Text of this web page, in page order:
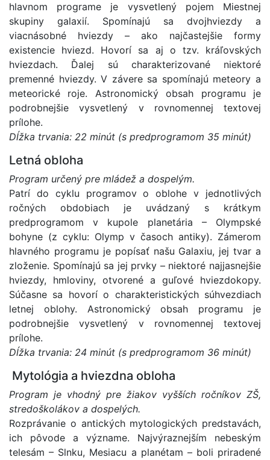
hlavnom programe je vysvetlený pojem Miestnej
skupiny galaxií. Spomínajú sa dvojhviezdy a
viacnásobné hviezdy – ako najčastejšie formy
existencie hviezd. Hovorí sa aj o tzv. kráľovských
hviezdach. Ďalej sú charakterizované niektoré
premenné hviezdy. V závere sa spomínajú meteory a
meteorické roje. Astronomický obsah programu je
podrobnejšie vysvetlený v rovnomennej textovej
prílohe.
Dĺžka trvania: 22 minút (s predprogramom 35 minút)
Letná obloha
Program určený pre mládež a dospelým.
Patrí do cyklu programov o oblohe v jednotlivých
ročných obdobiach je uvádzaný s krátkym
predprogramom v kupole planetária – Olympské
bohyne (z cyklu: Olymp v časoch antiky). Zámerom
hlavného programu je popísať našu Galaxiu, jej tvar a
zloženie. Spomínajú sa jej prvky – niektoré najjasnejšie
hviezdy, hmloviny, otvorené a guľové hviezdokopy.
Súčasne sa hovorí o charakteristických súhvezdiach
letnej oblohy. Astronomický obsah programu je
podrobnejšie vysvetlený v rovnomennej textovej
prílohe.
Dĺžka trvania: 24 minút (s predprogramom 36 minút)
Mytológia a hviezdna obloha
Program je vhodný pre žiakov vyšších ročníkov ZŠ,
stredoškolákov a dospelých.
Rozprávanie o antických mytologických predstavách,
ich pôvode a význame. Najvýraznejším nebeským
telesám – Slnku, Mesiacu a planétam – boli priradené